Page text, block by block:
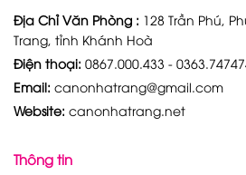
Địa Chỉ Văn Phòng : 128 Trần Phú,
Trang, tỉnh Khánh Hoà
Điện thoại: 0867.000.433 -
Email: canonhatrang@gmail.com
Website: canonhatrang.net
Thông tin